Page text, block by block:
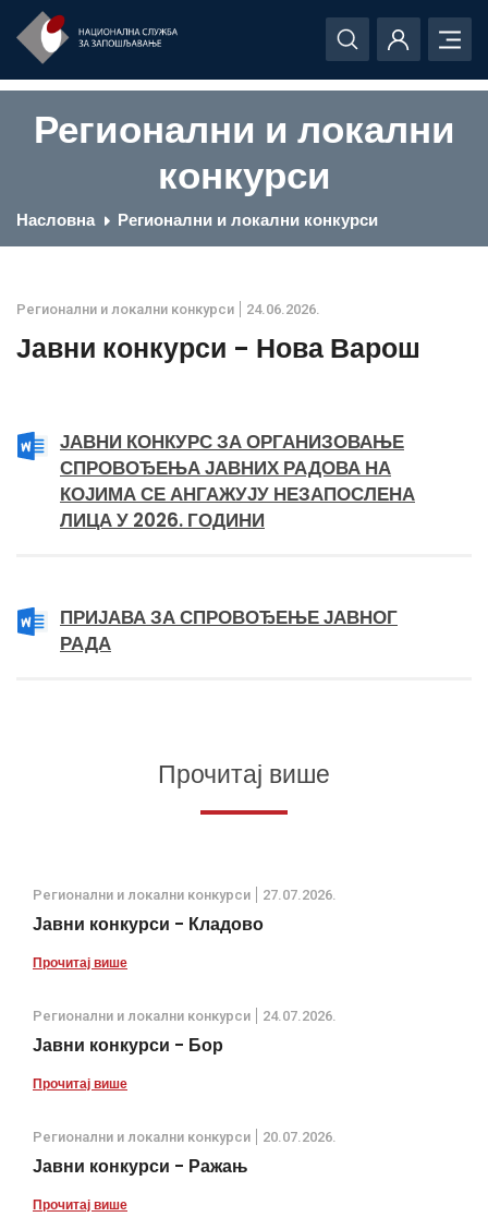
Регионални и локални
конкурси
Насловна Регионални и локални конкурси
Регионални и локални конкурси 24.06.2026.
Јавни конкурси - Нова Варош
ЈАВНИ КОНКУРС ЗА ОРГАНИЗОВАЊЕ
СПРОВОЂЕЊА ЈАВНИХ РАДОВА НА
КОЈИМА СЕ АНГАЖУЈУ НЕЗАПОСЛЕНА
ЛИЦА У 2026. ГОДИНИ
ПРИЈАВА ЗА СПРОВОЂЕЊЕ ЈАВНОГ
РАДА
Прочитај више
Регионални и локални конкурси 27.07.2026.
Јавни конкурси - Кладово
Прочитај више
Регионални и локални конкурси 24.07.2026.
Јавни конкурси - Бор
Прочитај више
Регионални и локални конкурси 20.07.2026.
Јавни конкурси - Ражањ
Прочитај више